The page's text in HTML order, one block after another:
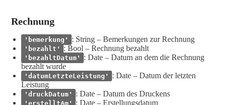
Rechnung
'bemerkung' : String – Bemerkungen zur Rechnung
'bezahlt' : Bool – Rechnung bezahlt
'bezahltDatum'
: Date – Datum an dem die Rechnung
bezahlt wurde
'datumLetzteLeistung'
: Date – Datum der letzten
Leistung
'druckDatum' : Date – Datum des Druckens
'erstelltAm' : Date – Erstellungsdatum